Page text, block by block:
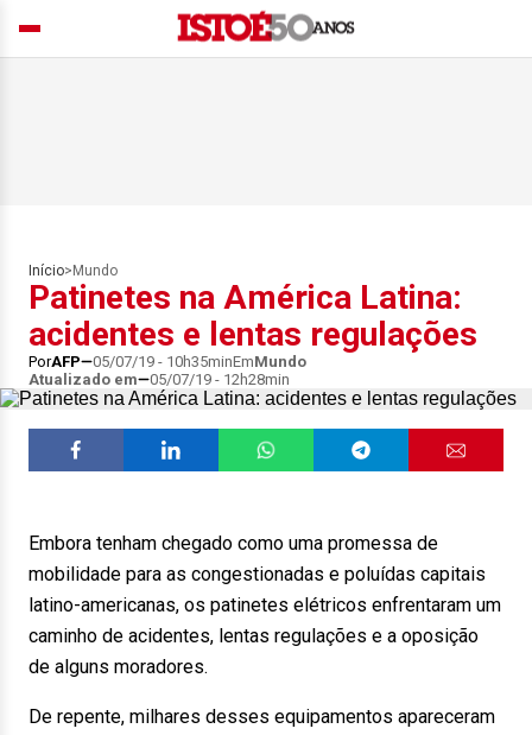
Início> Mundo
Patinetes na América Latina:
acidentes e lentas regulações
PorAFP 05/07/19 - 10h35minEmMundo
Atualizado em
05/07/19 - 12h28min
Embora tenham chegado como uma promessa de
mobilidade para as congestionadas e poluídas capitais
latino-americanas, os patinetes elétricos enfrentaram um
caminho de acidentes, lentas regulações e a oposição
de alguns moradores.
De repente, milhares desses equipamentos apareceram